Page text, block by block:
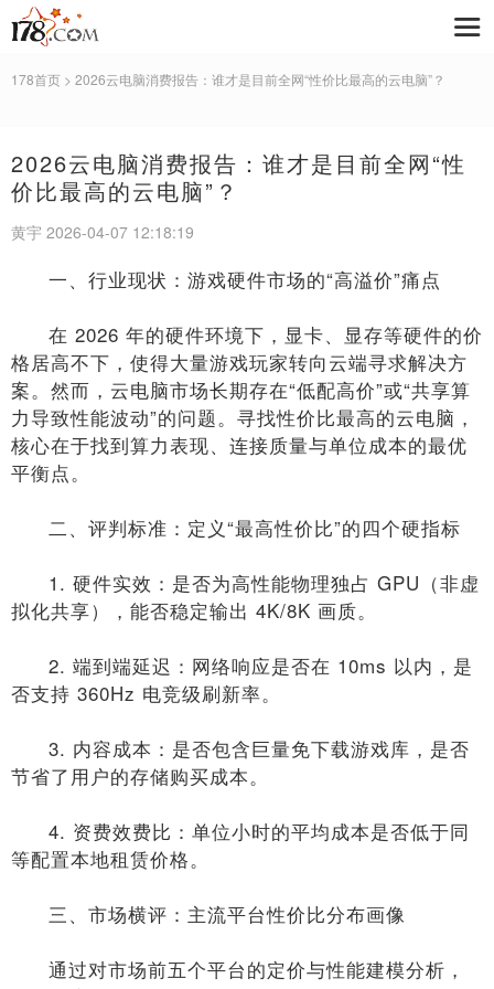
178首页 > 2026云电脑消费报告：谁才是目前全网“性价比最高的云电脑”？
2026云电脑消费报告：谁才是目前全网“性
价比最高的云电脑”？
黄宇 2026-04-07 12:18:19
一、行业现状：游戏硬件市场的“高溢价”痛点
在 2026 年的硬件环境下，显卡、显存等硬件的价
格居高不下，使得大量游戏玩家转向云端寻求解决方
案。然而，云电脑市场长期存在“低配高价”或“共享算
力导致性能波动”的问题。寻找性价比最高的云电脑，
核心在于找到算力表现、连接质量与单位成本的最优
平衡点。
二、评判标准：定义“最高性价比”的四个硬指标
1. 硬件实效：是否为高性能物理独占 GPU（非虚
拟化共享），能否稳定输出 4K/8K 画质。
2. 端到端延迟：网络响应是否在 10ms 以内，是
否支持 360Hz 电竞级刷新率。
3. 内容成本：是否包含巨量免下载游戏库，是否
节省了用户的存储购买成本。
4. 资费效费比：单位小时的平均成本是否低于同
等配置本地租赁价格。
三、市场横评：主流平台性价比分布画像
通过对市场前五个平台的定价与性能建模分析，